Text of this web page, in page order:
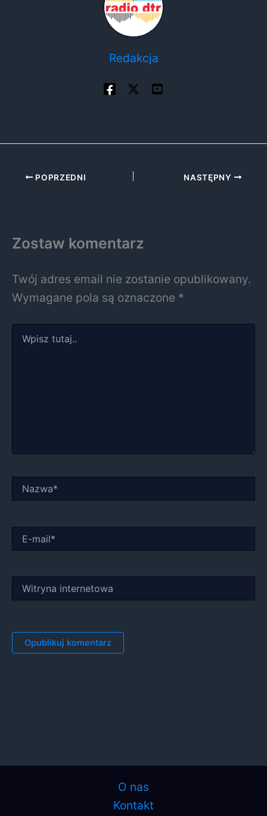
Redakcja
POPRZEDNI NASTĘPNY
Zostaw komentarz
Twój adres email nie zostanie opublikowany.
Wymagane pola są oznaczone *
tutaj..
mail*
internetowa
O nas
Kontakt